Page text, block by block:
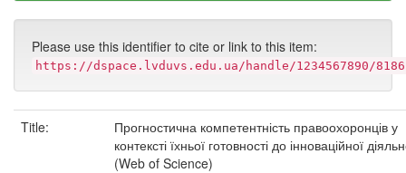
Please use this identifier to cite or link to this item:
https://dspace.lvduvs.edu.ua/handle/1234567890/8186
Title:
Прогностична компетентність правоохоронців у
контексті їхньої готовності до інноваційної
(Web of Science)